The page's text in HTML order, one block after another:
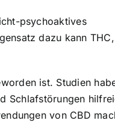
psychoaktives
dazu kann
ist. Studien
Schlafstörungen
von CBD